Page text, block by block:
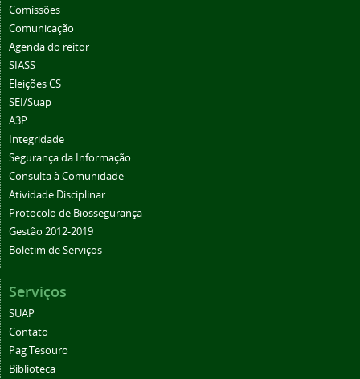
Comissões
Comunicação
Agenda do reitor
SIASS
Eleições CS
SEI/Suap
A3P
Integridade
Segurança da Informação
Consulta à Comunidade
Atividade Disciplinar
Protocolo de Biossegurança
Gestão 2012-2019
Boletim de Serviços
Serviços
SUAP
Contato
Pag Tesouro
Biblioteca